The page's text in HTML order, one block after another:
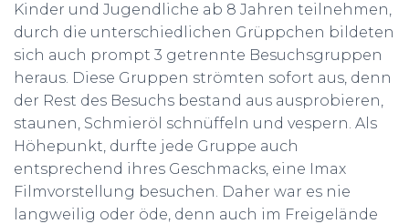
Kinder und Jugendliche ab 8 Jahren teilnehmen,
durch die unterschiedlichen Grüppchen bildeten
sich auch prompt 3 getrennte Besuchsgruppen
heraus. Diese Gruppen strömten sofort aus, denn
der Rest des Besuchs bestand aus ausprobieren,
staunen, Schmieröl schnüffeln und vespern. Als
Höhepunkt, durfte jede Gruppe auch
entsprechend ihres Geschmacks, eine Imax
Filmvorstellung besuchen. Daher war es nie
langweilig oder öde, denn auch im Freigelände